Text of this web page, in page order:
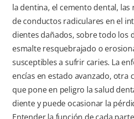
la dentina, el cemento dental, las
de conductos radiculares en el
dientes dañados, sobre todo los
esmalte resquebrajado o
susceptibles a sufrir caries. La
encías en estado avanzado, otra
que pone en peligro la salud
diente y puede ocasionar la